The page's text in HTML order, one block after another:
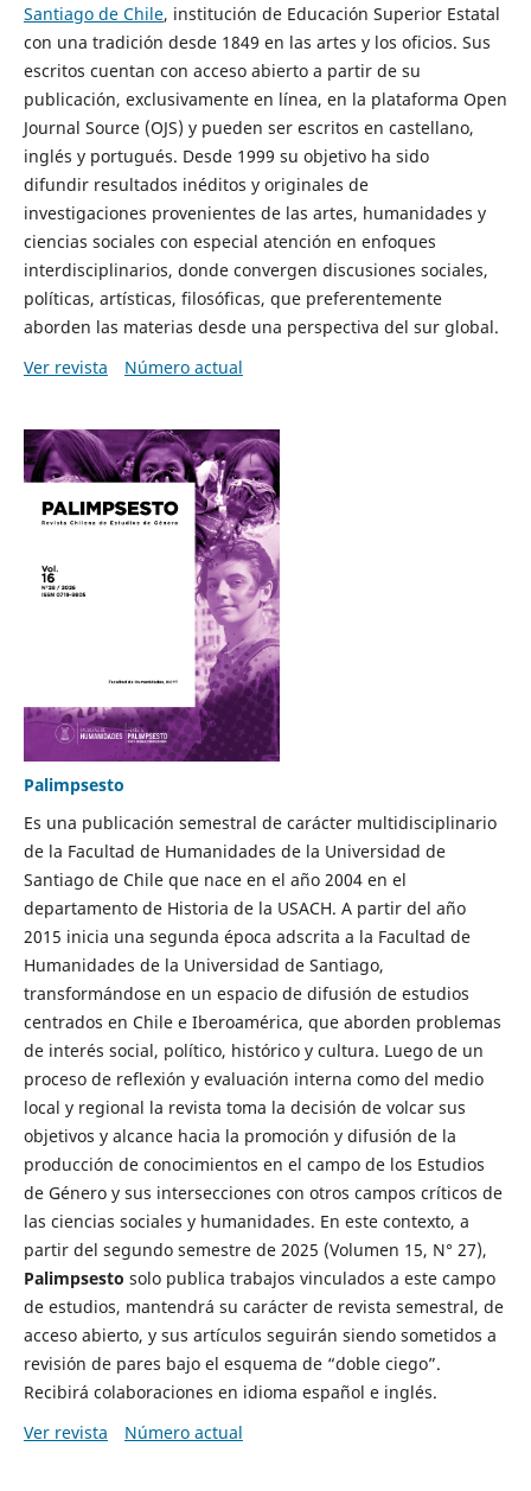
Santiago de Chile, institución de Educación Superior Estatal
con una tradición desde 1849 en las artes y los oficios. Sus
escritos cuentan con acceso abierto a partir de su
publicación, exclusivamente en línea, en la plataforma Open
Journal Source (OJS) y pueden ser escritos en castellano,
inglés y portugués. Desde 1999 su objetivo ha sido
difundir resultados inéditos y originales de
investigaciones provenientes de las artes, humanidades y
ciencias sociales con especial atención en enfoques
interdisciplinarios, donde convergen discusiones sociales,
políticas, artísticas, filosóficas, que preferentemente
aborden las materias desde una perspectiva del sur global.
Ver revista
Número actual
Palimpsesto
Es una publicación semestral de carácter multidisciplinario
de la Facultad de Humanidades de la Universidad de
Santiago de Chile que nace en el año 2004 en el
departamento de Historia de la USACH. A partir del año
2015 inicia una segunda época adscrita a la Facultad de
Humanidades de la Universidad de Santiago,
transformándose en un espacio de difusión de estudios
centrados en Chile e Iberoamérica, que aborden problemas
de interés social, político, histórico y cultura. Luego de un
proceso de reflexión y evaluación interna como del medio
local y regional la revista toma la decisión de volcar sus
objetivos y alcance hacia la promoción y difusión de la
producción de conocimientos en el campo de los Estudios
de Género y sus intersecciones con otros campos críticos de
las ciencias sociales y humanidades. En este contexto, a
partir del segundo semestre de 2025 (Volumen 15, N° 27),
Palimpsesto solo publica trabajos vinculados a este campo
de estudios, mantendrá su carácter de revista semestral, de
acceso abierto, y sus artículos seguirán siendo sometidos a
revisión de pares bajo el esquema de “doble ciego”.
Recibirá colaboraciones en idioma español e inglés.
Ver revista
Número actual